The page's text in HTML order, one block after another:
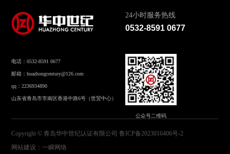
24小时服务热线
0532-8591 0677
电话：0532-8591 0677
邮箱：huazhongcentury@126.com
qq：2236934890
山东省青岛市市南区香港中路6号（世贸中心）
公众号二维码
Copyright © 青岛华中世纪认证有限公司鲁ICP备2023016406号-2
网站建设 ：一瞬网络